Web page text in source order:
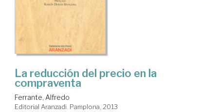
La reducción del precio en la
compraventa
Ferrante, Alfredo
Editorial Aranzadi. Pamplona, 2013